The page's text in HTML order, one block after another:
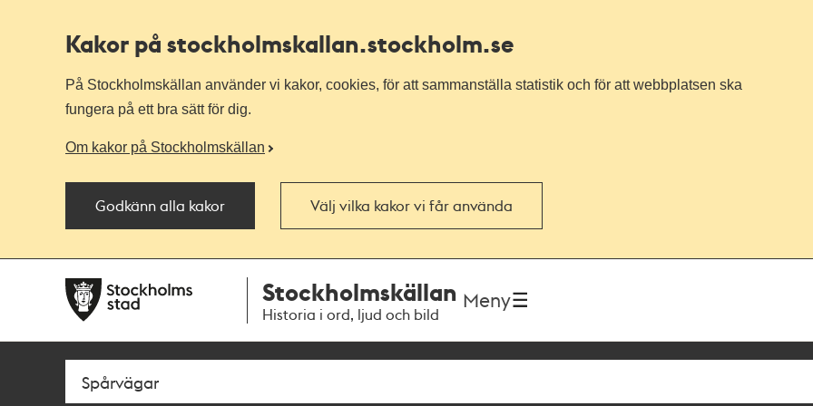
Kakor på stockholmskallan.stockholm.se
På Stockholmskällan använder vi kakor, cookies, för att sammanställa statistik och för att webbplatsen ska
fungera på ett bra sätt för dig.
Om kakor på Stockholmskällan
Godkänn alla kakor Välj vilka kakor vi får använda
navigationen
huvudinnehållet
Stockholmskällan
Historia i ord, ljud och bild
Meny
SökFritextsök